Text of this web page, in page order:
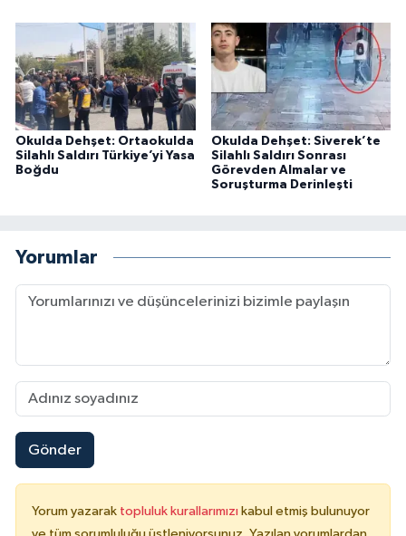
Okulda Dehşet: Ortaokulda
Silahlı Saldırı Türkiye’yi Yasa
Boğdu
Okulda Dehşet: Siverek’te
Silahlı Saldırı Sonrası
Görevden Almalar ve
Soruşturma Derinleşti
Yorumlar
Gönder
Yorum yazarak topluluk kurallarımızı kabul etmiş bulunuyor